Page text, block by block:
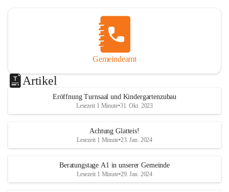
Gemeindeamt
Artikel
Eröffnung Turnsaal und Kindergartenzubau
Lesezeit 1 Minute•31. Okt. 2023
Achtung Glatteis!
Lesezeit 1 Minute•23. Jan. 2024
Beratungstage A1 in unserer Gemeinde
Lesezeit 1 Minute•29. Jan. 2024